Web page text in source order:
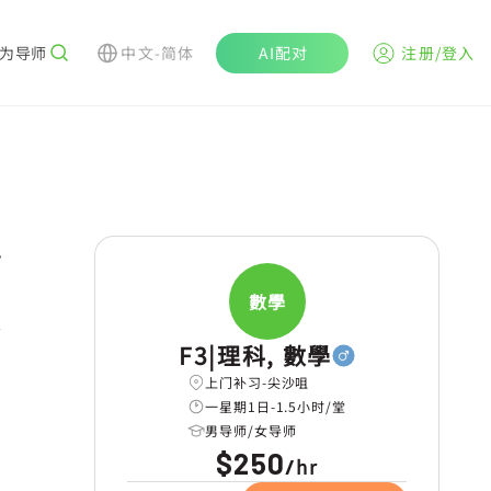
导师 中文-简体 AI配对 注册/登入
數學
F3|理科, 數學
上门补习-尖沙咀
一星期1日-1.5小时/堂
男导师/女导师
$250/hr